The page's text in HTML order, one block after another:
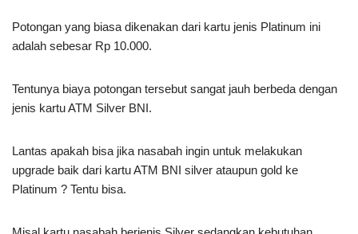
Potongan yang biasa dikenakan dari kartu jenis Platinum ini
adalah sebesar Rp 10.000.
Tentunya biaya potongan tersebut sangat jauh berbeda dengan
jenis kartu ATM Silver BNI.
Lantas apakah bisa jika nasabah ingin untuk melakukan
upgrade baik dari kartu ATM BNI silver ataupun gold ke
Platinum ? Tentu bisa.